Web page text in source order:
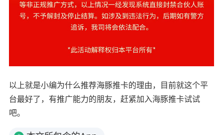
以上就是小编为什么推荐海豚推卡的理由，目前就这个平
台最好了，有推广能力的朋友，赶紧加入海豚推卡试试
吧。